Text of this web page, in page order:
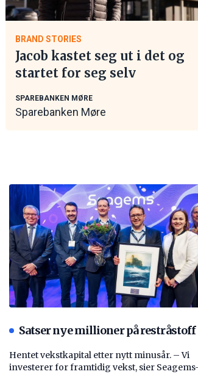
BRAND STORIES
Jacob kastet seg ut i det og
startet for seg selv
SPAREBANKEN MØRE
Sparebanken Møre
Satser nye millioner på restråstoff
Hentet vekstkapital etter nytt minusår. – Vi
investerer for framtidig vekst, sier